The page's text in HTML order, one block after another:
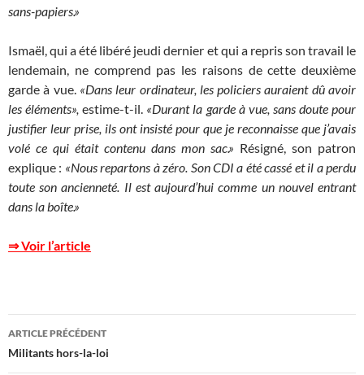
sans-papiers.»
Ismaël, qui a été libéré jeudi dernier et qui a repris son travail le
lendemain, ne comprend pas les raisons de cette deuxième
garde à vue. «Dans leur ordinateur, les policiers auraient dû avoir
les éléments», estime-t-il. «Durant la garde à vue, sans doute pour
justifier leur prise, ils ont insisté pour que je reconnaisse que j’avais
volé ce qui était contenu dans mon sac.» Résigné, son patron
explique : «Nous repartons à zéro. Son CDI a été cassé et il a perdu
toute son ancienneté. Il est aujourd’hui comme un nouvel entrant
dans la boîte.»
⇒ Voir l’article
Navigation
des
ARTICLE PRÉCÉDENT
Militants hors-la-loi